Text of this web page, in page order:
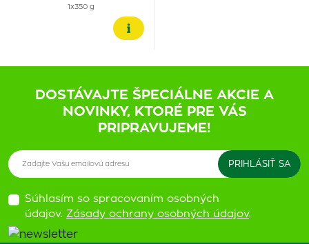
1x350 g
DOSTÁVAJTE ŠPECIÁLNE AKCIE A
NOVINKY, KTORÉ PRE VÁS
PRIPRAVUJEME!
Súhlasím so spracovaním osobných
údajov. Zásady ochrany osobných údajov.